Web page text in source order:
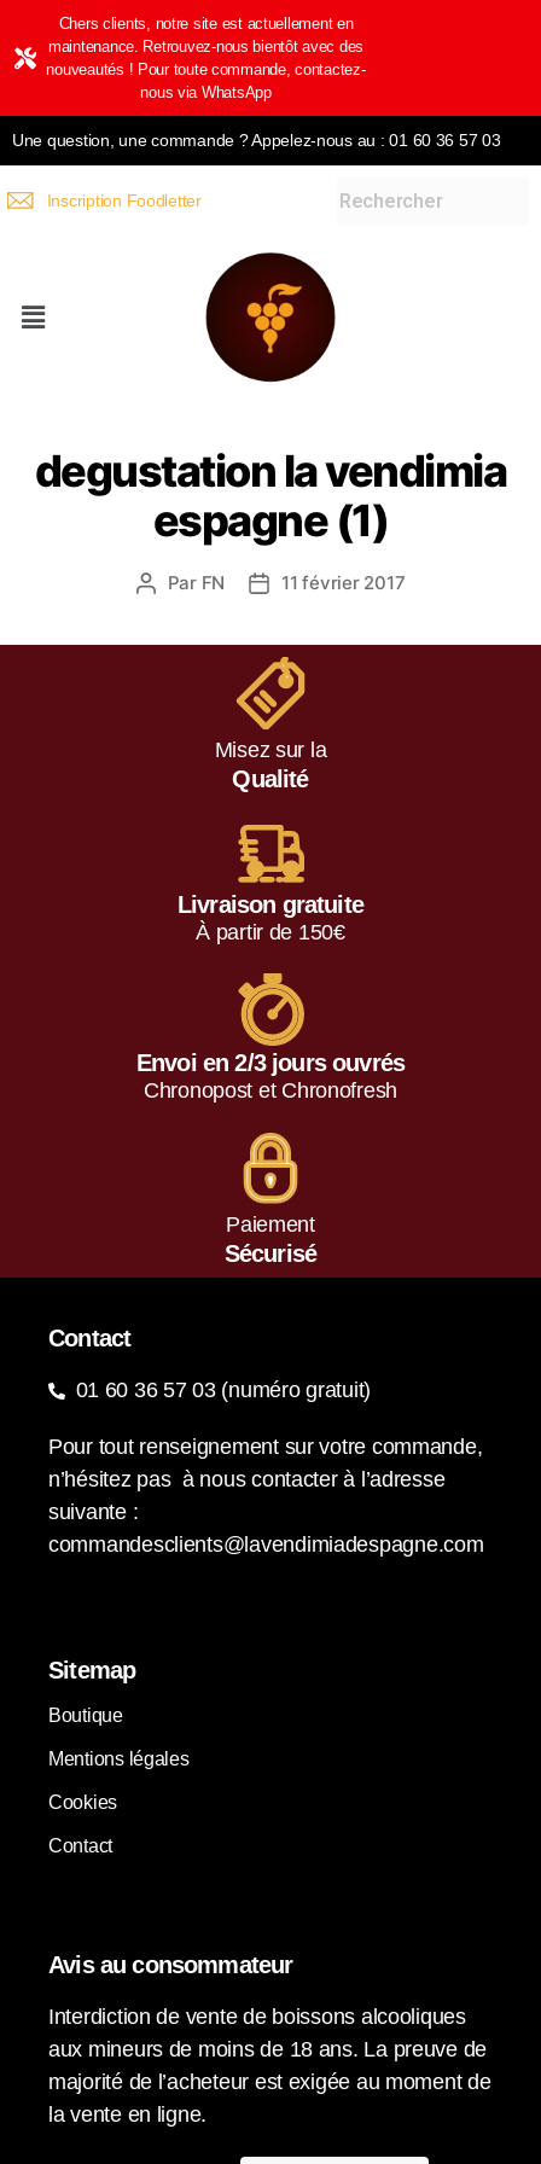
Chers clients, notre site est actuellement en
maintenance. Retrouvez-nous bientôt avec des
nouveautés ! Pour toute commande, contactez-
nous via WhatsApp
Une question, une commande ? Appelez-nous au : 01 60 36 57 03
Inscription Foodletter
degustation la vendimia
espagne (1)
Par FN 11 février 2017
Misez sur la
Qualité
Livraison gratuite
À partir de 150€
Envoi en 2/3 jours ouvrés
Chronopost et Chronofresh
Paiement
Sécurisé
Contact
01 60 36 57 03 (numéro gratuit)
Pour tout renseignement sur votre commande,
n’hésitez pas à nous contacter à l’adresse
suivante :
commandesclients@lavendimiadespagne.com
Sitemap
Boutique
Mentions légales
Cookies
Contact
Avis au consommateur
Interdiction de vente de boissons alcooliques
aux mineurs de moins de 18 ans. La preuve de
majorité de l’acheteur est exigée au moment de
la vente en ligne.